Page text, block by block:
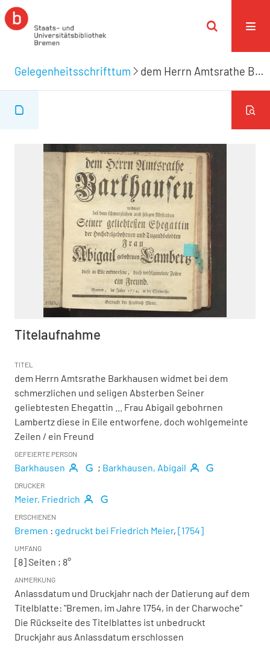
Gelegenheitsschrifttum dem Herrn Amtsrathe Barkhausen widmet bei dem schmerzlichen und seligen Absterben Seiner geliebtesten Ehegattin ... Frau Abigail gebohrnen Lambertz diese in Eile entworfene, doch wohlgemeinte Zeilen
Titelaufnahme
TITEL
dem Herrn Amtsrathe Barkhausen widmet bei dem
schmerzlichen und seligen Absterben Seiner
geliebtesten Ehegattin ... Frau Abigail gebohrnen
Lambertz diese in Eile entworfene, doch wohlgemeinte
Zeilen / ein Freund
GEFEIERTE PERSON
Barkhausen ; Barkhausen, Abigail
DRUCKER
Meier, Friedrich
ERSCHIENEN
Bremen : gedruckt bei Friedrich Meier, [1754]
UMFANG
[8] Seiten ; 8°
ANMERKUNG
Anlassdatum und Druckjahr nach der Datierung auf dem
Titelblatte: "Bremen, im Jahre 1754, in der Charwoche"
Die Rückseite des Titelblattes ist unbedruckt
Druckjahr aus Anlassdatum erschlossen